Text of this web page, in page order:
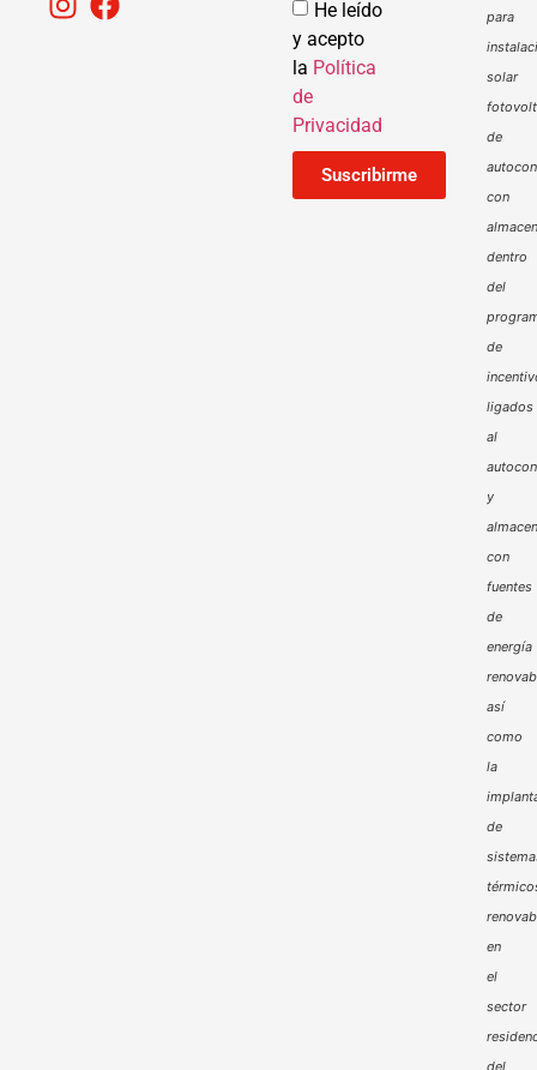
He leído
y acepto
la Política
de
Privacidad
Suscribirme
para
solar
de
con
dentro
del
de
ligados
al
y
con
fuentes
de
energía
así
como
la
de
en
el
sector
del